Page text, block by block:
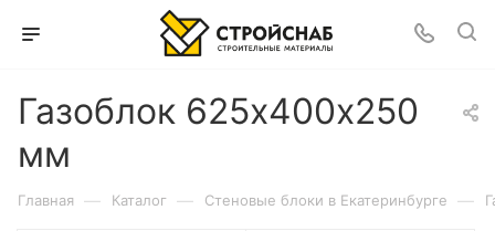
Газоблок 625х400х250
мм
Главная — Каталог — Cтеновые блоки в Екатеринбурге —